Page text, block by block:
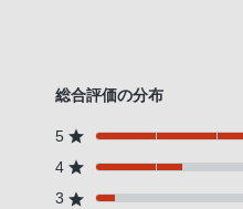
総合評価の分布
5
4
3